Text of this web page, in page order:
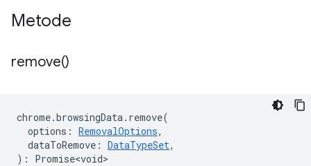
Metode
remove()
chrome.browsingData. remove(
options : RemovalOptions,
dataToRemove : DataTypeSet,
) : Promise<void>